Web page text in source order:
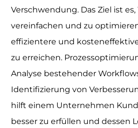
Verschwendung. Das Ziel ist
vereinfachen und zu
effizientere und
zu erreichen.
Analyse bestehender
Identifizierung von
hilft einem Unternehmen
besser zu erfüllen und dessen